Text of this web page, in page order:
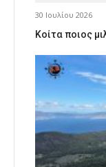
30 Ιουλίου 2026
Κοίτα ποιος